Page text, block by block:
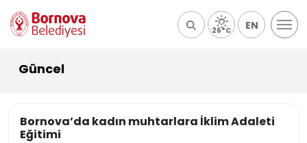
26°C EN
Güncel
Bornova’da kadın muhtarlara İklim Adaleti
Eğitimi